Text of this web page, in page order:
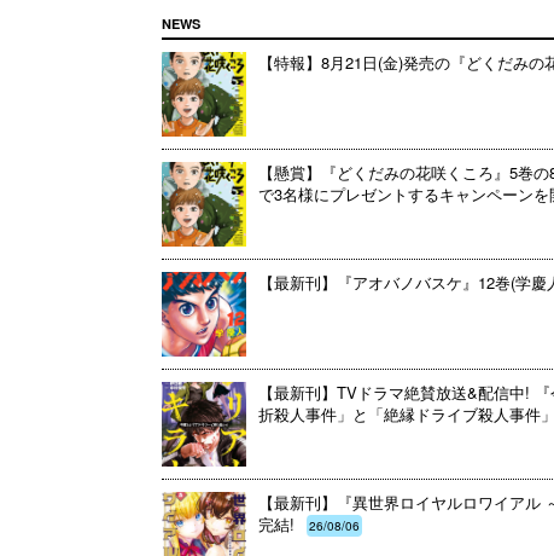
NEWS
【特報】8月21日(金)発売の『どくだみ
【懸賞】『どくだみの花咲くころ』5巻
で3名様にプレゼントするキャンペーンを
【最新刊】『アオバノバスケ』12巻(学
【最新刊】TVドラマ絶賛放送&配信中!
折殺人事件」と「絶縁ドライブ殺人事件
【最新刊】『異世界ロイヤルロワイアル
完結!
26/08/06